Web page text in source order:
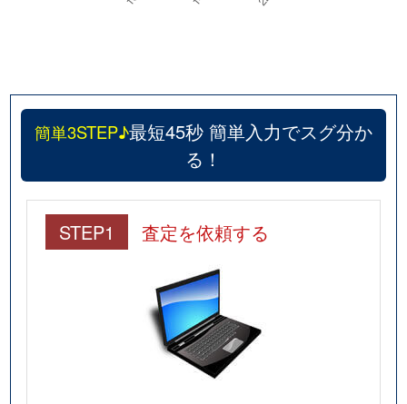
簡単3STEP♪最短45秒 簡単入力でスグ分か
る！
STEP1 査定を依頼する